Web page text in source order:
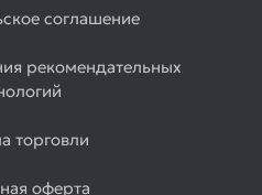
соглашение
рекомендательных
торговли
оферта